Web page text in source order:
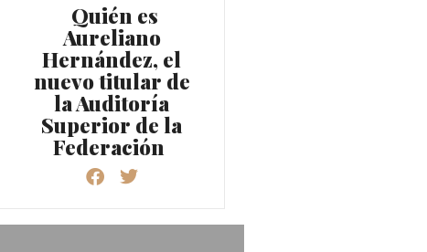
Quién es
Aureliano
Hernández, el
nuevo titular de
la Auditoría
Superior de la
Federación